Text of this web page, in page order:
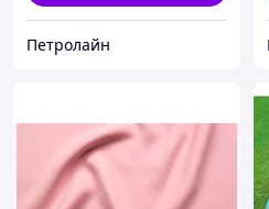
Петролайн